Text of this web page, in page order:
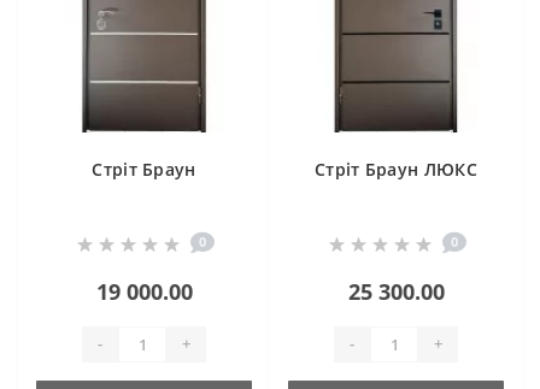
Стріт Браун
0
19 000.00
- +
Стріт Браун ЛЮКС
0
25 300.00
- +